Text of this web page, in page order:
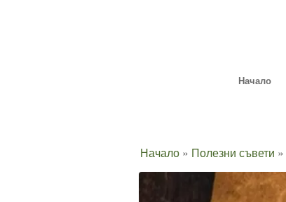
Начало
Начало» Полезни съвети »